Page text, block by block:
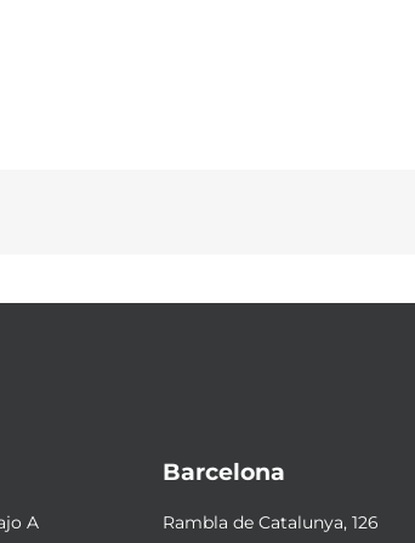
A
Barcelona
Rambla de Catalunya, 126